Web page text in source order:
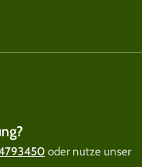
oder nutze unser